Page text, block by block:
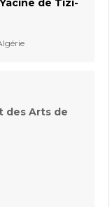
de Tizi-
des Arts de